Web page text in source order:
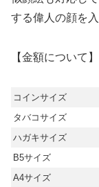
する偉人の顔を
【金額について】
コインサイズ
タバコサイズ
ハガキサイズ
B5サイズ
A4サイズ